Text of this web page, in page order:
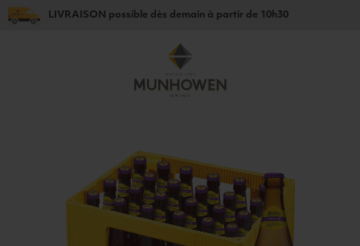
LIVRAISON possible dès demain à partir de 10h30